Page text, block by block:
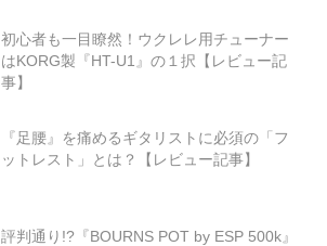
初心者も一目瞭然！ウクレレ用チューナー
はKORG製『HT-U1』の１択【レビュー記
事】
『足腰』を痛めるギタリストに必須の「フ
ットレスト」とは？【レビュー記事】
評判通り!?『BOURNS POT by ESP 500k』